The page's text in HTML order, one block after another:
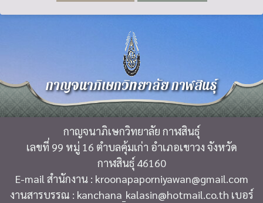
กาญจนาภิเษกวิทยาลัย กาฬสินธุ์
กาญจนาภิเษกวิทยาลัย กาฬสินธุ์
เลขที่ 99 หมู่ 16 ตำบลคุ้มเก่า อำเภอเขาวง จังหวัด
กาฬสินธุ์ 46160
E-mail สำนักงาน : kroonapaporniyawan@gmail.com
งานสารบรรณ : kanchana_kalasin@hotmail.co.th เบอร์